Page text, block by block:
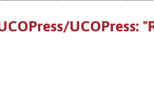
UCOPress: